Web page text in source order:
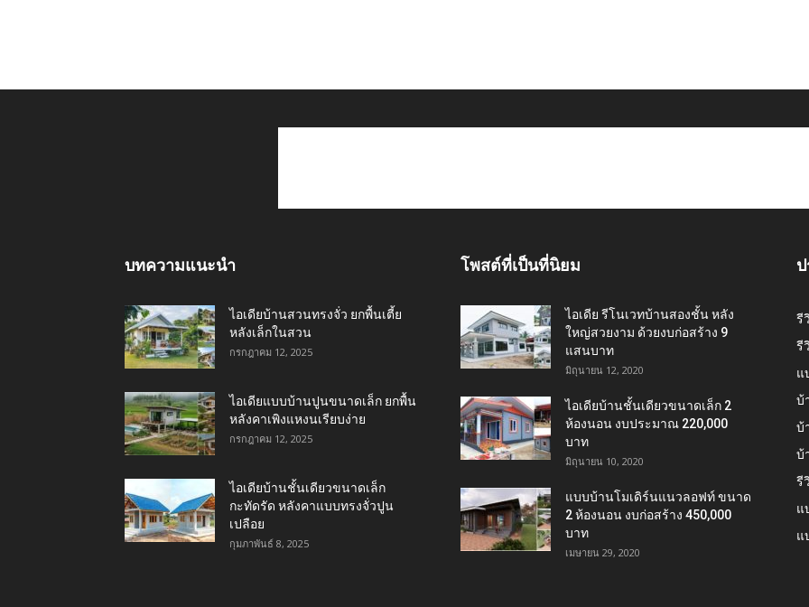
บทความแนะนำ
ไอเดียบ้านสวนทรงจั่ว ยกพื้นเตี้ย
หลังเล็กในสวน
กรกฎาคม 12, 2025
ไอเดียแบบบ้านปูนขนาดเล็ก ยกพื้น
หลังคาเพิงแหงนเรียบง่าย
กรกฎาคม 12, 2025
ไอเดียบ้านชั้นเดียวขนาดเล็ก
กะทัดรัด หลังคาแบบทรงจั่วปูน
เปลือย
กุมภาพันธ์ 8, 2025
โพสต์ที่เป็นที่นิยม
ไอเดีย รีโนเวทบ้านสองชั้น หลัง
ใหญ่สวยงาม ด้วยงบก่อสร้าง 9
แสนบาท
มิถุนายน 12, 2020
ไอเดียบ้านชั้นเดียวขนาดเล็ก 2
ห้องนอน งบประมาณ 220,000
บาท
มิถุนายน 10, 2020
แบบบ้านโมเดิร์นแนวลอฟท์ ขนาด
2 ห้องนอน งบก่อสร้าง 450,000
บาท
เมษายน 29, 2020
รี
รี
แ
บ้
บ้
บ้
รี
แ
แ